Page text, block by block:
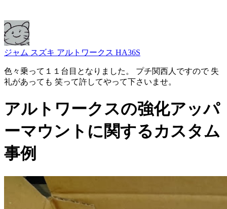
ジャム スズキ アルトワークス HA36S
色々乗って１１台目となりました。 プチ関西人ですので 失
礼があっても 笑って許してやって下さいませ。
アルトワークスの強化アッパ
ーマウントに関するカスタム
事例